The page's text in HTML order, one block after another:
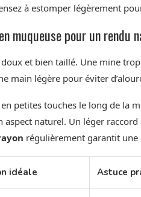
à estomper légèrement
muqueuse pour un rendu
et bien taillé. Une mine
main légère pour éviter
petites touches le long de la
naturel. Un léger
régulièrement garantit
idéale Astuce